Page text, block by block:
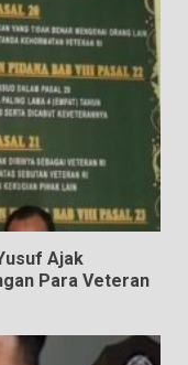
Ajak
Para Veteran